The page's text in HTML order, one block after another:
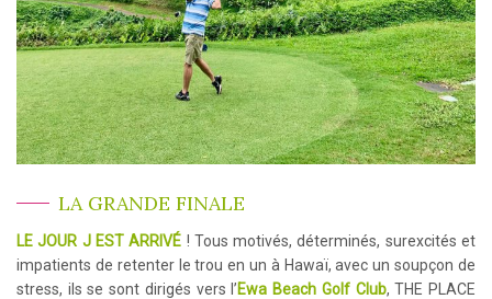
LA GRANDE FINALE
LE JOUR J EST ARRIVÉ ! Tous motivés, déterminés, surexcités et
impatients de retenter le trou en un à Hawaï, avec un soupçon de
stress, ils se sont dirigés vers l’Ewa Beach Golf Club, THE PLACE